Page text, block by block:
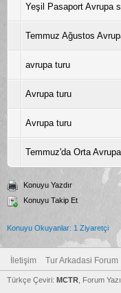
Yeşil Pasaport Avrupa
Temmuz Ağustos
avrupa turu
Avrupa turu
Avrupa turu
Temmuz'da Orta Avrupa
Konuyu Yazdır
Konuyu Takip Et
Konuyu Okuyanlar: 1 Ziyaretçi
İletişim Tur Arkadasi Forum
Türkçe Çeviri: MCTR , Forum